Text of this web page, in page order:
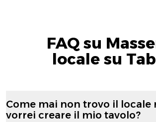
FAQ su
locale su
Come mai non trovo il locale
vorrei creare il mio tavolo?